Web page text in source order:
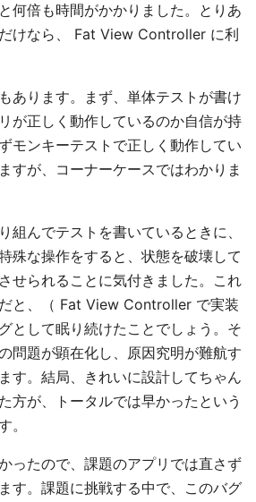
何倍も時間がかかりました。とりあ
けなら、 Fat View Controller に利
あります。まず、単体テストが書け
が正しく動作しているのか自信が持
モンキーテストで正しく動作してい
すが、コーナーケースではわかりま
組んでテストを書いているときに、
殊な操作をすると、状態を破壊して
せられることに気付きました。これ
と、（ Fat View Controller で実装
として眠り続けたことでしょう。そ
問題が顕在化し、原因究明が難航す
す。結局、きれいに設計してちゃん
方が、トータルでは早かったという
。
ったので、課題のアプリでは直さず
す。課題に挑戦する中で、このバグ